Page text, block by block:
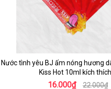
Nước tình yêu BJ ấm nóng hương
Kiss Hot 10ml kích thích
16.000₫ 22.000₫